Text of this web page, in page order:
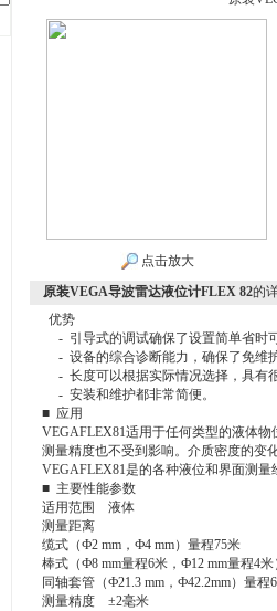
点击放大
原装VEGA导波雷达液位计FLEX 82的
优势
- 引导式的调试确保了设置简单省时
- 设备的综合诊断能力，确保了免维
- 长度可以根据实际情况选择，具有
- 安装和维护都非常简便。
■ 应用
VEGAFLEX81适用于任何类型的液体
测量精度也不受到影响。介质密度的变
VEGAFLEX81是的各种液位和界面测量
■ 主要性能参数
适用范围 液体
测量距离
缆式（Ф2 mm，Ф4 mm）量程75米
棒式（Ф8 mm量程6米，Ф12 mm量程4米
同轴套管（Ф21.3 mm，Ф42.2mm）量程
测量精度 ±2毫米